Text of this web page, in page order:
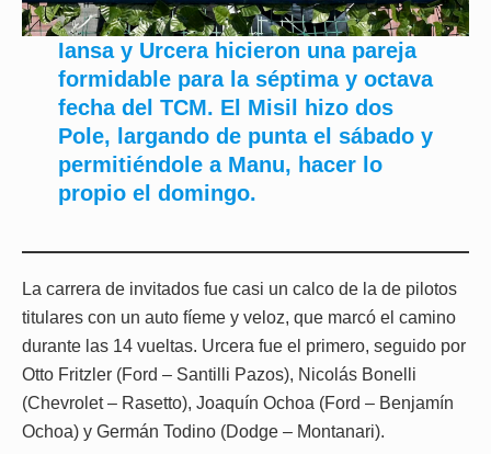
Iansa y Urcera hicieron una pareja
formidable para la séptima y octava
fecha del TCM. El Misil hizo dos
Pole, largando de punta el sábado y
permitiéndole a Manu, hacer lo
propio el domingo.
La carrera de invitados fue casi un calco de la de pilotos
titulares con un auto fíeme y veloz, que marcó el camino
durante las 14 vueltas. Urcera fue el primero, seguido por
Otto Fritzler (Ford – Santilli Pazos), Nicolás Bonelli
(Chevrolet – Rasetto), Joaquín Ochoa (Ford – Benjamín
Ochoa) y Germán Todino (Dodge – Montanari).